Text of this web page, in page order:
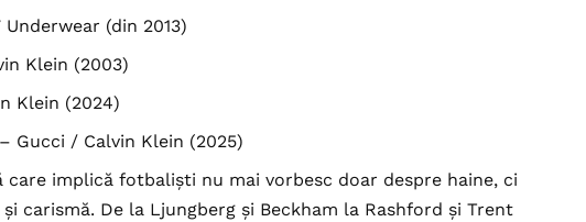
(din 2013)
Klein (2003)
Klein (2024)
Gucci / Calvin Klein (2025)
care implică fotbaliști nu mai vorbesc doar despre haine, ci
carismă. De la Ljungberg și Beckham la Rashford și Trent